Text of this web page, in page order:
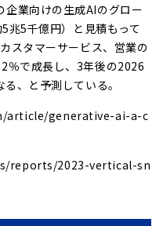
企業向けの生成AIのグロー
兆5千億円）と見積もって
スタマーサービス、営業の
％で成長し、3年後の2026
、と予測している。
article/generative-ai-a-c
reports/2023-vertical-sn